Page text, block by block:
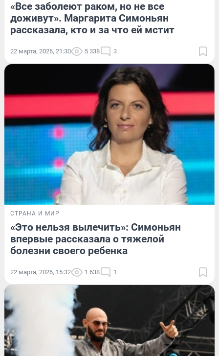
«Все заболеют раком, но не все
доживут». Маргарита Симоньян
рассказала, кто и за что ей мстит
22 марта, 2026, 21:30 5 338 3
СТРАНА И МИР
«Это нельзя вылечить»: Симоньян
впервые рассказала о тяжелой
болезни своего ребенка
22 марта, 2026, 15:32 1 638 1